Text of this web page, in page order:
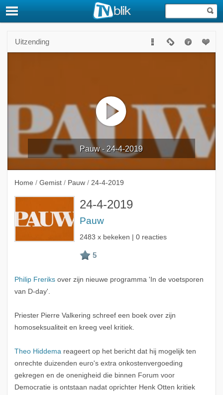
Uitzending
Pauw - 24-4-2019
Home / Gemist / Pauw / 24-4-2019
24-4-2019
Pauw
2483 x bekeken | 0 reacties
Philip Freriksover zijn nieuwe programma 'In de voetsporen
van D-day'.
Priester Pierre Valkering schreef een boek over zijn
homoseksualiteit en kreeg veel kritiek.
Theo Hiddemareageert op het bericht dat hij mogelijk ten
onrechte duizenden euro's extra onkostenvergoeding
gekregen en de onenigheid die binnen Forum voor
Democratie is ontstaan nadat oprichter Henk Otten kritiek